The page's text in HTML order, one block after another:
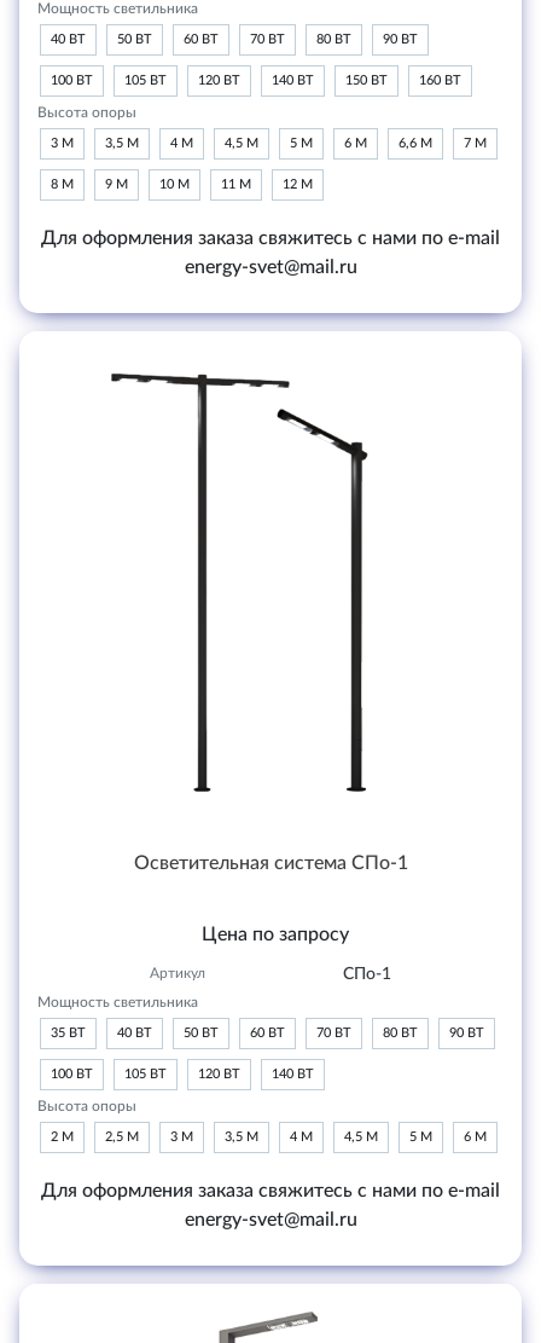
Мощность светильника
40 ВТ 50 ВТ 60 ВТ 70 ВТ 80 ВТ 90 ВТ
100 ВТ 105 ВТ 120 ВТ 140 ВТ 150 ВТ 160 ВТ
Высота опоры
3 М 3,5 М 4 М 4,5 М 5 М 6 М 6,6 М 7 М
8 М 9 М 10 М 11 М 12 М
Для оформления заказа свяжитесь с нами по e-mail
energy-svet@mail.ru
Осветительная система СПо-1
Цена по запросу
Артикул СПо-1
Мощность светильника
35 ВТ 40 ВТ 50 ВТ 60 ВТ 70 ВТ 80 ВТ 90 ВТ
100 ВТ 105 ВТ 120 ВТ 140 ВТ
Высота опоры
2 М 2,5 М 3 М 3,5 М 4 М 4,5 М 5 М 6 М
Для оформления заказа свяжитесь с нами по e-mail
energy-svet@mail.ru